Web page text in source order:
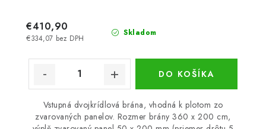
Skladom
€334,07 bez DPH
€410,90
DO KOŠÍKA
Vstupná dvojkrídlová brána, vhodná k plotom zo
zvarovaných panelov. Rozmer brány 360 x 200 cm,